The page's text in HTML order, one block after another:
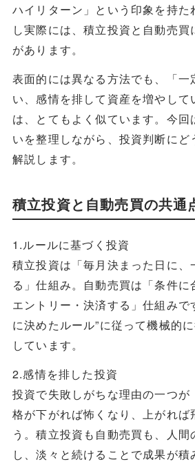
ハイリターン」という印象を持た
し実際には、積立投資と自動売買
があります。
表面的には異なる方法でも、「一
い、感情を排して資産を増やして
は、とてもよく似ています。今回
いを整理しながら、投資判断にど
解説します。
積立投資と自動売買の共通
1.ルールに基づく投資
積立投資は「毎月決まった日に、
る」仕組み。自動売買は「条件に
エントリー・決済する」仕組みで
に決めたルール”に従って機械的
しています。
2.感情を排した投資
投資で失敗しがちな理由の一つが
格が下がれば怖くなり、上がれば
う。積立投資も自動売買も、人間
し、淡々と続けることで成果が積